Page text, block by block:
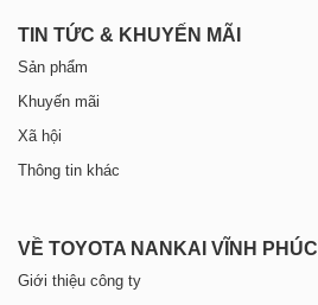
TIN TỨC & KHUYẾN MÃI
Sản phẩm
Khuyến mãi
Xã hội
Thông tin khác
VỀ TOYOTA NANKAI VĨNH PHÚC
Giới thiệu công ty